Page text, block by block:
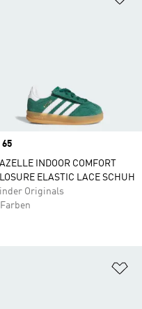
INDOOR COMFORT
ELASTIC LACE SCHUH
Originals